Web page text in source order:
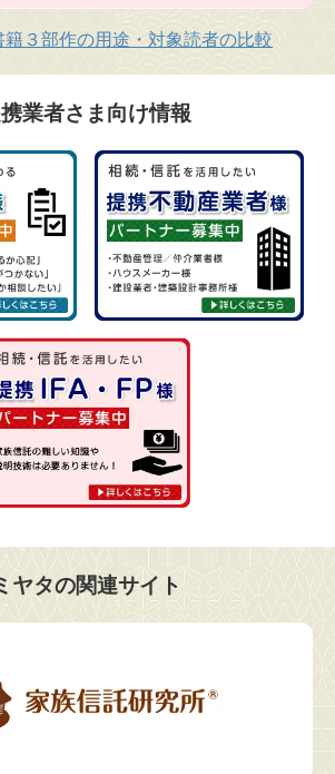
３部作の用途・対象読者の比較
業者さま向け情報
ヤタの関連サイト